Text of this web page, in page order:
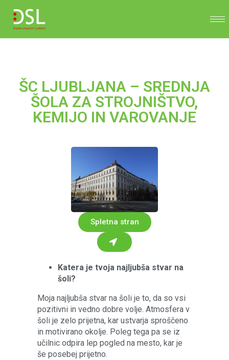
ŠC LJUBLJANA – SREDNJA
ŠOLA ZA STROJNIŠTVO,
KEMIJO IN VAROVANJE
Spletna stran
Katera je tvoja najljubša stvar na
šoli?
Moja najljubša stvar na šoli je to, da so vsi
pozitivni in vedno dobre volje. Atmosfera v
šoli je zelo prijetna, kar ustvarja sproščeno
in motivirano okolje. Poleg tega pa se iz
učilnic odpira lep pogled na mesto, kar je
še posebej prijetno.